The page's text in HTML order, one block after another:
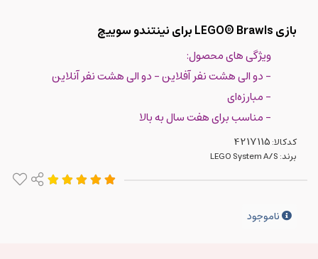
بازی LEGO® Brawls برای نینتندو سوییچ
ویژگی های محصول:
- دو الی هشت نفر آفلاین - دو الی هشت نفر آنلاین
- مبارزه‌ای
- مناسب برای هفت سال به بالا
کدکالا:
برند:LEGO System A/S
ناموجود